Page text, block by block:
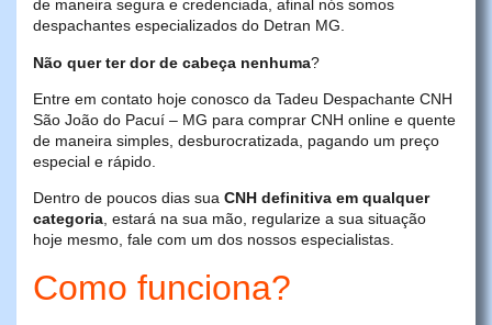
de maneira segura e credenciada, afinal nós somos
despachantes especializados do Detran MG.
Não quer ter dor de cabeça nenhuma?
Entre em contato hoje conosco da Tadeu Despachante CNH
São João do Pacuí – MG para comprar CNH online e quente
de maneira simples, desburocratizada, pagando um preço
especial e rápido.
Dentro de poucos dias sua CNH definitiva em qualquer
categoria, estará na sua mão, regularize a sua situação
hoje mesmo, fale com um dos nossos especialistas.
Como funciona?